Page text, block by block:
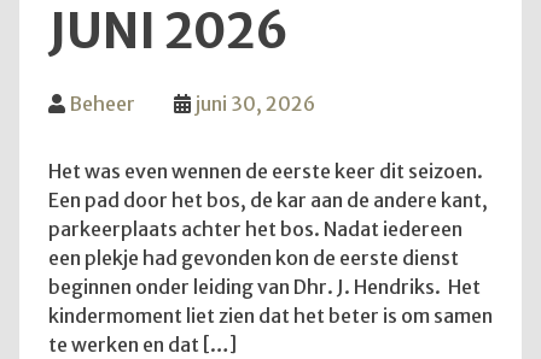
JUNI 2026
Beheer juni 30, 2026
Het was even wennen de eerste keer dit seizoen.
Een pad door het bos, de kar aan de andere kant,
parkeerplaats achter het bos. Nadat iedereen
een plekje had gevonden kon de eerste dienst
beginnen onder leiding van Dhr. J. Hendriks. Het
kindermoment liet zien dat het beter is om samen
te werken en dat […]